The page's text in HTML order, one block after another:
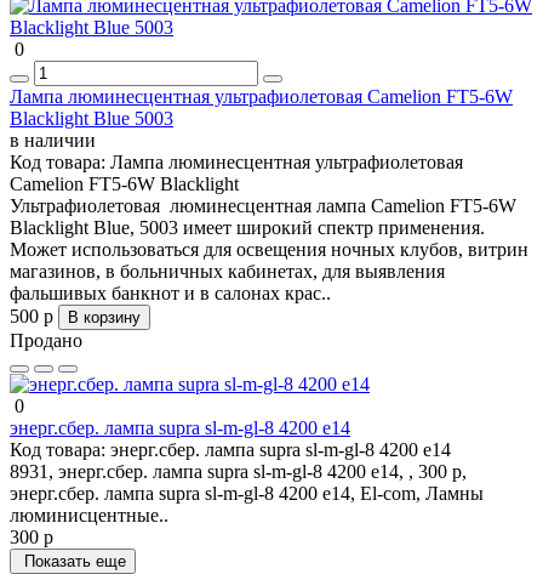
0
Лампа люминесцентная ультрафиолетовая Camelion FT5-6W
Blacklight Blue 5003
в наличии
Код товара: Лампа люминесцентная ультрафиолетовая
Camelion FT5-6W Blacklight
Ультрафиолетовая люминесцентная лампа Camelion FT5-6W
Blacklight Blue, 5003 имеет широкий спектр применения.
Может использоваться для освещения ночных клубов, витрин
магазинов, в больничных кабинетах, для выявления
фальшивых банкнот и в салонах крас..
500 р
В корзину
Продано
0
энерг.сбер. лампа supra sl-m-gl-8 4200 e14
Код товара: энерг.сбер. лампа supra sl-m-gl-8 4200 e14
8931, энерг.сбер. лампа supra sl-m-gl-8 4200 e14, , 300 р,
энерг.сбер. лампа supra sl-m-gl-8 4200 e14, El-com, Ламны
люминисцентные..
300 р
Показать еще